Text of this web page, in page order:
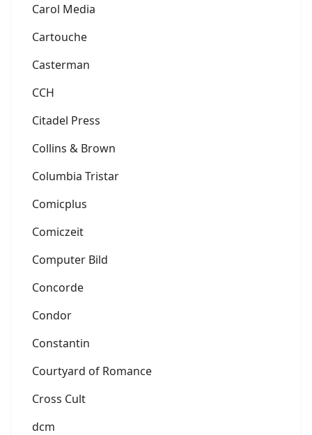
Carol Media
Cartouche
Casterman
CCH
Citadel Press
Collins & Brown
Columbia Tristar
Comicplus
Comiczeit
Computer Bild
Concorde
Condor
Constantin
Courtyard of Romance
Cross Cult
dcm